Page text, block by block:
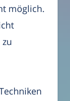
möglich.